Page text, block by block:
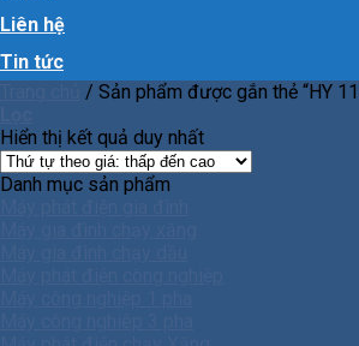
Liên hệ
Tin tức
/ Sản phẩm được gắn thẻ “HY
Hiển thị kết quả duy nhất
Danh mục sản phẩm